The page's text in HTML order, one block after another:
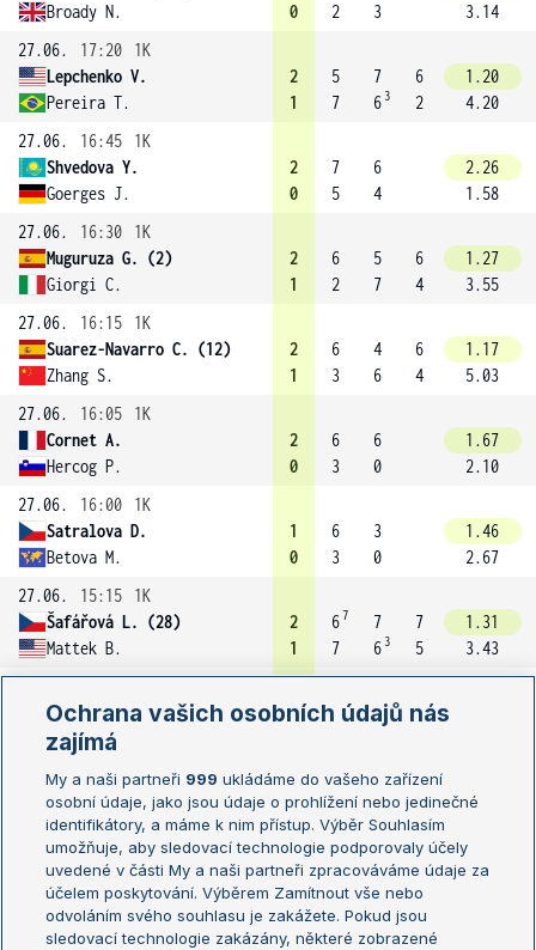
Broady N.
0
2
3
3.14
27.06.
17:20
1K
Lepchenko V.
Pereira T.
2
1
5
7
7
6 3
6
2
1.20
4.20
27.06.
16:45
1K
Shvedova Y.
Goerges J.
2
0
7
5
6
4
2.26
1.58
27.06.
16:30
1K
Muguruza G. (2)
Giorgi C.
2
1
6
2
5
7
6
4
1.27
3.55
27.06.
16:15
1K
Suarez-Navarro C. (12)
Zhang S.
2
1
6
3
4
6
6
4
1.17
5.03
27.06.
16:05
1K
Cornet A.
Hercog P.
2
0
6
3
6
0
1.67
2.10
27.06.
16:00
1K
Satralova D.
Betova M.
1
0
6
3
3
0
1.46
2.67
27.06.
15:15
1K
Šafářová L. (28)
Mattek B.
2
1
67
7
7
6 3
7
5
1.31
3.43
Flipkens K.
Gibbs N.
2
6
6
27.06.
15:05
1K
Keys M. (9)
Siegemund L.
2
0
6
3
6
1
1.13
27.06. 14:45 1K
Alexandrova E.
Ivanovic A. (23)
2
0
6
2
7
5
Ochrana vašich osobních údajů nás
zajímá
My a naši partneři 999 ukládáme do vašeho zařízení
osobní údaje, jako jsou údaje o prohlížení nebo jedinečné
identifikátory, a máme k nim přístup. Výběr Souhlasím
umožňuje, aby sledovací technologie podporovaly účely
uvedené v části My a naši partneři zpracováváme údaje za
účelem poskytování. Výběrem Zamítnout vše nebo
odvoláním svého souhlasu je zakážete. Pokud jsou
sledovací technologie zakázány, některé zobrazené